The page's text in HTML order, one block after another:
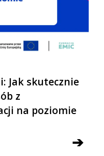
Jak skutecznie
z
na poziomie
➔